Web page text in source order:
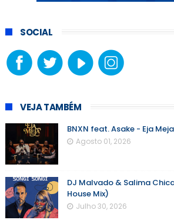
SOCIAL
VEJA TAMBÉM
BNXN feat. Asake - Eja Meja
Agosto 01, 2026
DJ Malvado & Salima
House Mix)
Julho 30, 2026